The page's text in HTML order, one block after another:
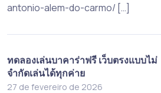
antonio-alem-do-carmo/ […]
ทดลองเล่นบาคาร่าฟรี เว็บตรงแบบไม่
จำกัดเล่นได้ทุกค่าย
27 de fevereiro de 2026